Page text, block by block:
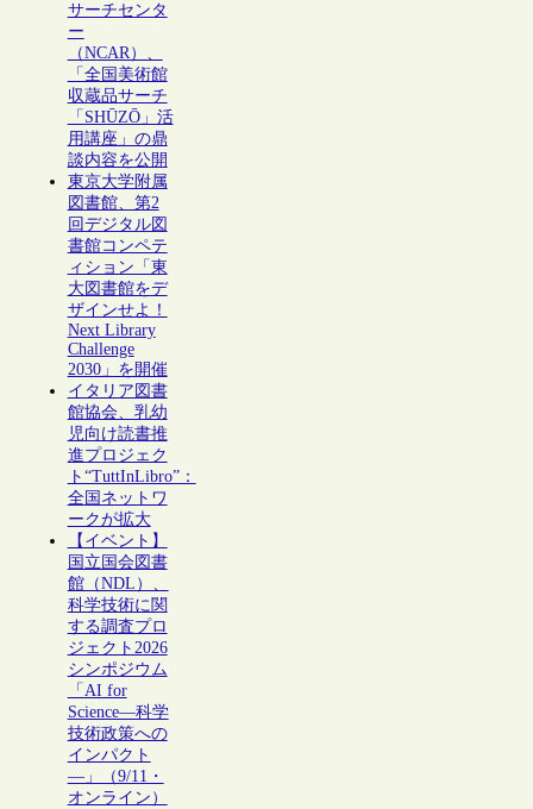
サーチセンタ
ー
（NCAR）、
「全国美術館
収蔵品サーチ
「SHŪZŌ」活
用講座」の鼎
談内容を公開
東京大学附属
図書館、第2
回デジタル図
書館コンペテ
ィション「東
大図書館をデ
ザインせよ！
Next Library
Challenge
2030」を開催
イタリア図書
館協会、乳幼
児向け読書推
進プロジェク
ト“TuttInLibro”：
全国ネットワ
ークが拡大
【イベント】
国立国会図書
館（NDL）、
科学技術に関
する調査プロ
ジェクト2026
シンポジウム
「AI for
Science―科学
技術政策への
インパクト
―」（9/11・
オンライン）